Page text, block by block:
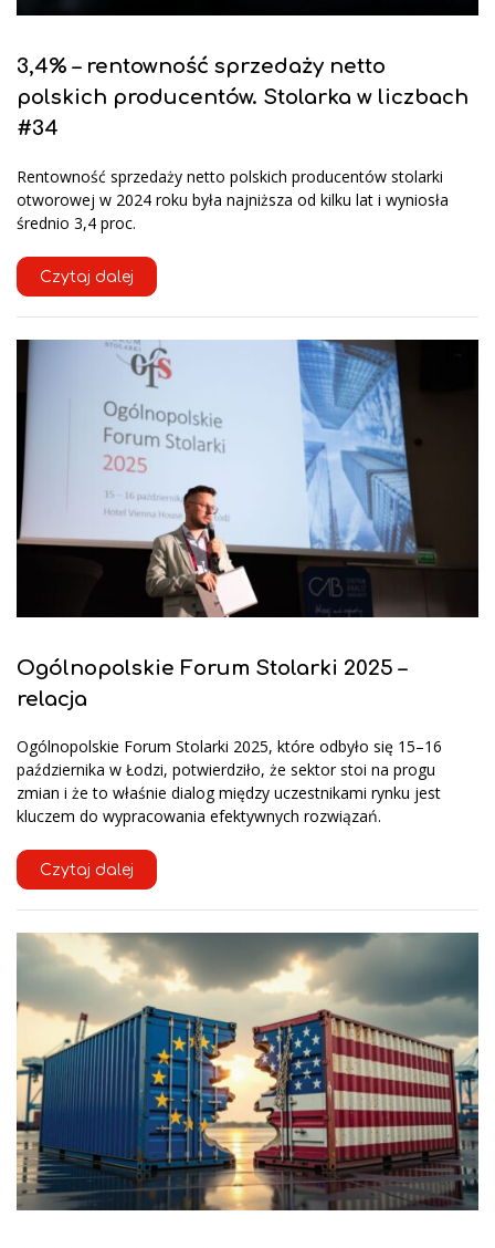
3,4% – rentowność sprzedaży netto
polskich producentów. Stolarka w liczbach
#34
Rentowność sprzedaży netto polskich producentów stolarki
otworowej w 2024 roku była najniższa od kilku lat i wyniosła
średnio 3,4 proc.
Czytaj dalej
Ogólnopolskie Forum Stolarki 2025 –
relacja
Ogólnopolskie Forum Stolarki 2025, które odbyło się 15–16
października w Łodzi, potwierdziło, że sektor stoi na progu
zmian i że to właśnie dialog między uczestnikami rynku jest
kluczem do wypracowania efektywnych rozwiązań.
Czytaj dalej